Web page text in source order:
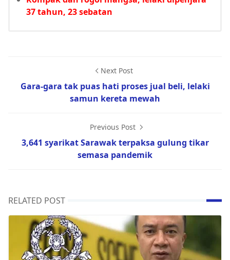
37 tahun, 23 sebatan
Next Post
Gara-gara tak puas hati proses jual beli, lelaki
samun kereta mewah
Previous Post
3,641 syarikat Sarawak terpaksa gulung tikar
semasa pandemik
RELATED POST